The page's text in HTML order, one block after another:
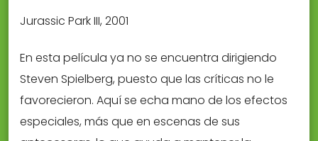
Jurassic Park III, 2001
En esta película ya no se encuentra dirigiendo
Steven Spielberg, puesto que las críticas no le
favorecieron. Aquí se echa mano de los efectos
especiales, más que en escenas de sus